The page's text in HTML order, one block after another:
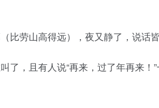
劳山高得远），夜又静了，说话皆
了，且有人说“再来，过了年再来